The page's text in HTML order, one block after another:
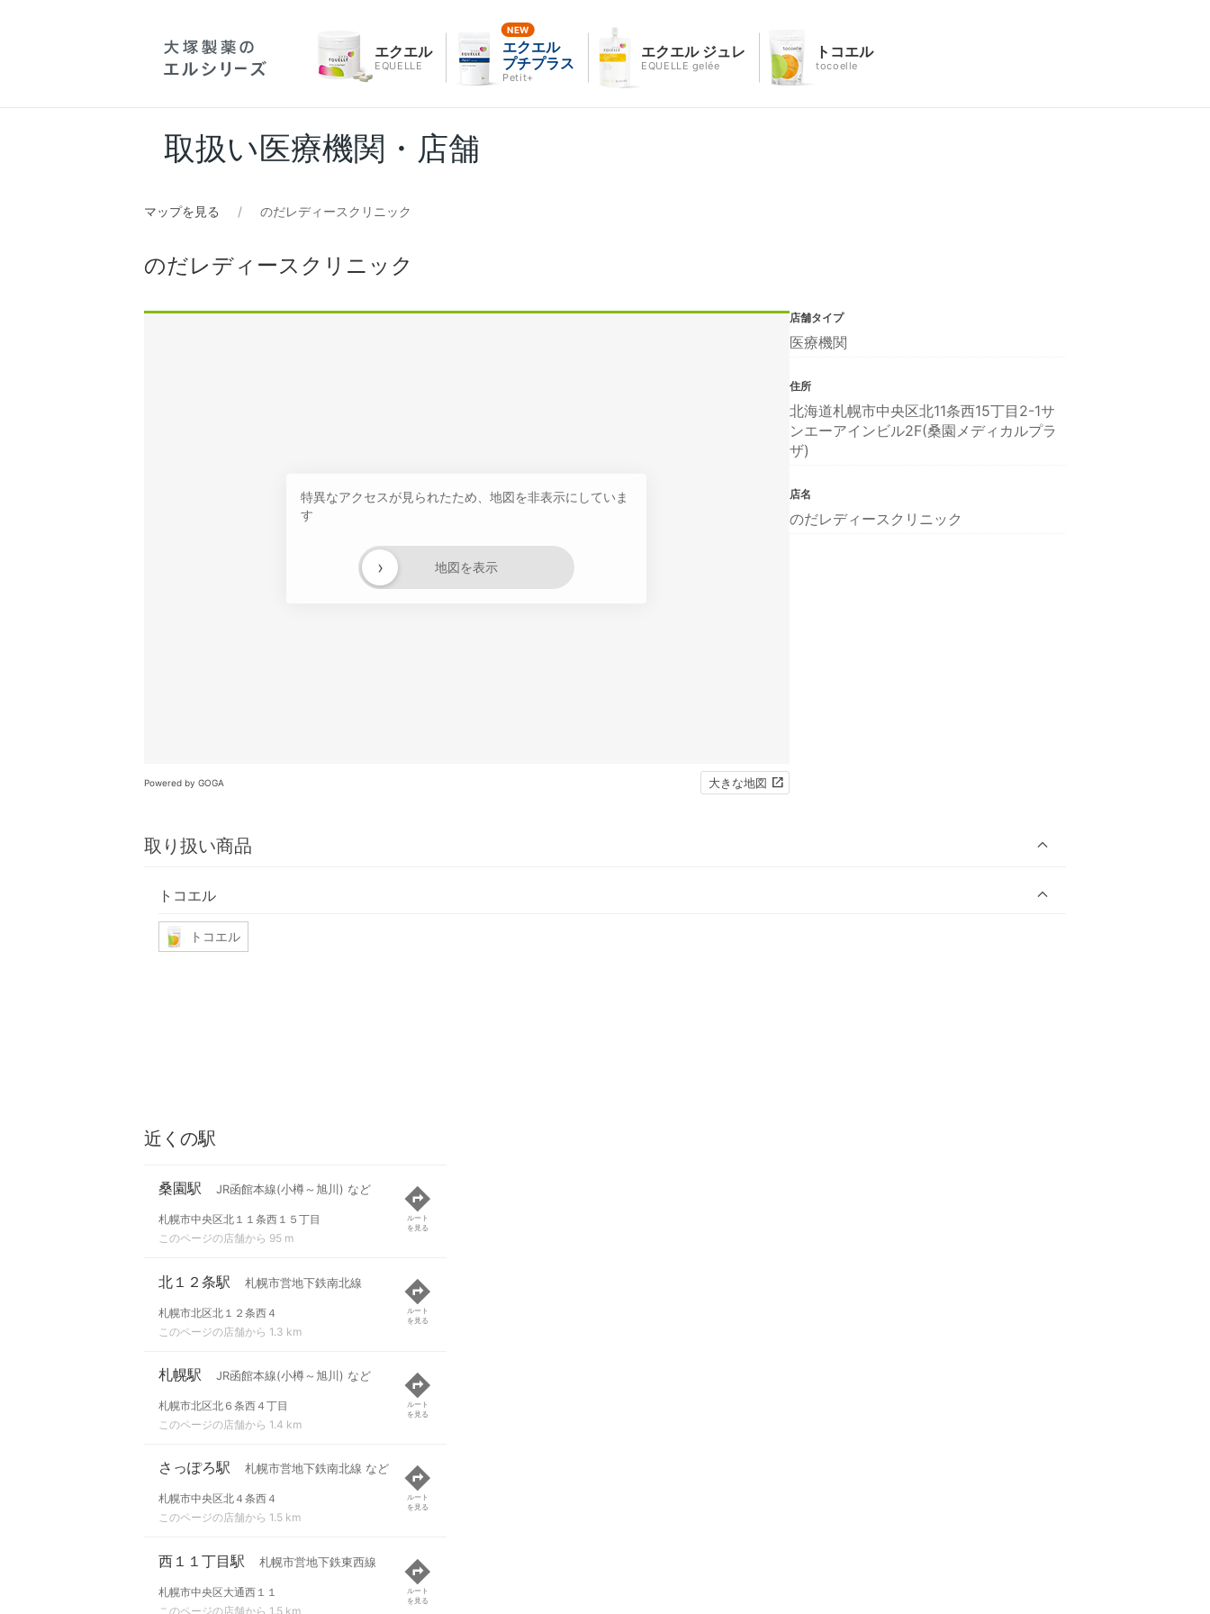
エクエル
EQUELLE
エクエル
プチプラス
Petit+
エクエル ジュレ
EQUELLE gelée
トコエル
tocoelle
取扱い医療機関・店舗
マップを見る のだレディースクリニック
のだレディースクリニック
特異なアクセスが見られたため、地図を非表示にしていま
す
地図を表示
›
Powered by GOGA 大きな地図
取り扱い商品
トコエル
トコエル
店舗タイプ
医療機関
住所
北海道札幌市中央区北11条西15丁目2-1サ
ンエーアインビル2F(桑園メディカルプラ
ザ)
店名
のだレディースクリニック
近くの駅
桑園駅 JR函館本線(小樽～旭川) など
札幌市中央区北１１条西１５丁目
このページの店舗から 95 m
ルート
を見る
北１２条駅 札幌市営地下鉄南北線
札幌市北区北１２条西４
このページの店舗から 1.3 km
ルート
を見る
札幌駅 JR函館本線(小樽～旭川) など
札幌市北区北６条西４丁目
このページの店舗から 1.4 km
ルート
を見る
さっぽろ駅 札幌市営地下鉄南北線 など
札幌市中央区北４条西４
このページの店舗から 1.5 km
ルート
を見る
西１１丁目駅 札幌市営地下鉄東西線
札幌市中央区大通西１１
このページの店舗から 1.5 km
ルート
を見る